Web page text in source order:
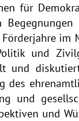
für
im
und
und
des
und
und